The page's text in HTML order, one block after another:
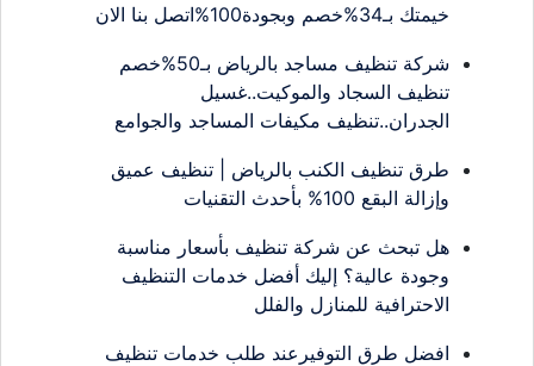
خيمتك بـ34%خصم وبجودة100%اتصل بنا الان
شركة تنظيف مساجد بالرياض بـ50%خصم
تنظيف السجاد والموكيت..غسيل
الجدران..تنظيف مكيفات المساجد والجوامع
طرق تنظيف الكنب بالرياض | تنظيف عميق
وإزالة البقع 100% بأحدث التقنيات
هل تبحث عن شركة تنظيف بأسعار مناسبة
وجودة عالية؟ إليك أفضل خدمات التنظيف
الاحترافية للمنازل والفلل
افضل طرق التوفيرعند طلب خدمات تنظيف